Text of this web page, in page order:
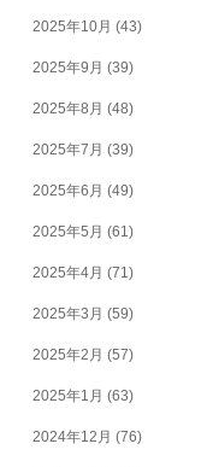
2025年10月 (43)
2025年9月 (39)
2025年8月 (48)
2025年7月 (39)
2025年6月 (49)
2025年5月 (61)
2025年4月 (71)
2025年3月 (59)
2025年2月 (57)
2025年1月 (63)
2024年12月 (76)